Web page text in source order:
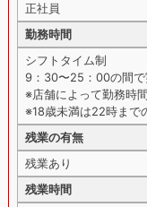
正社員
勤務時間
シフトタイム制
9：30〜25：00の間で
※店舗によって勤務時
※18歳未満は22時まで
残業の有無
残業あり
残業時間